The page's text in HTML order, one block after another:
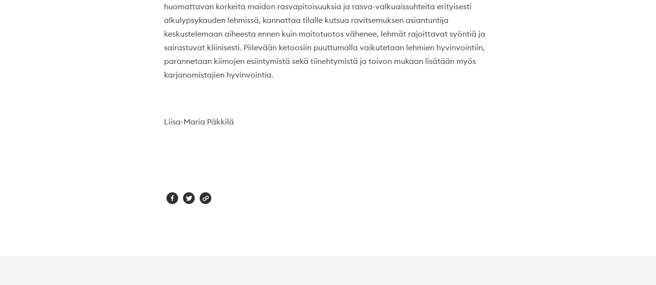
huomattavan korkeita maidon rasvapitoisuuksia ja rasva-valkuaissuhteita erityisesti
alkulypsykauden lehmissä, kannattaa tilalle kutsua ravitsemuksen asiantuntija
keskustelemaan aiheesta ennen kuin maitotuotos vähenee, lehmät rajoittavat syöntiä ja
sairastuvat kliinisesti. Piilevään ketoosiin puuttumalla vaikutetaan lehmien hyvinvointiin,
parannetaan kiimojen esiintymistä sekä tiinehtymistä ja toivon mukaan lisätään myös
karjanomistajien hyvinvointia.
Liisa-Maria Päkkilä